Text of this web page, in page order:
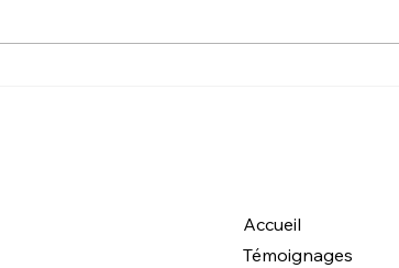
Accueil
Témoignages